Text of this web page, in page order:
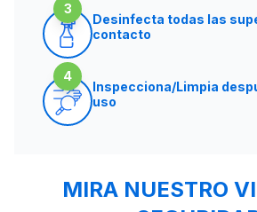
3
Desinfecta todas las
contacto
4
Inspecciona/Limpia
uso
MIRA NUESTRO